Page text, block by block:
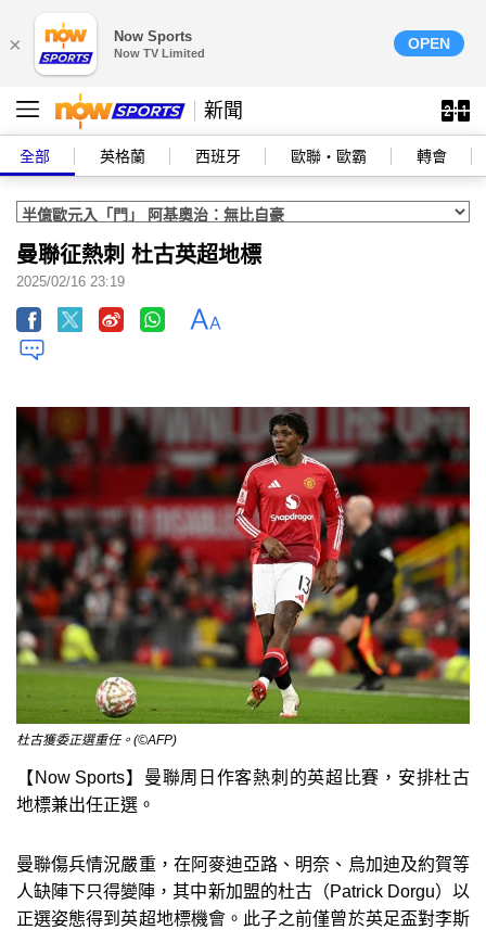
× Now Sports
Now TV Limited
OPEN
新聞
全部 英格蘭 西班牙 歐聯‧歐霸 轉會
曼聯征熱刺 杜古英超地標
2025/02/16 23:19
杜古獲委正選重任。(©AFP)
【Now Sports】曼聯周日作客熱刺的英超比賽，安排杜古
地標兼出任正選。
曼聯傷兵情況嚴重，在阿麥迪亞路、明奈、烏加迪及約賀等
人缺陣下只得變陣，其中新加盟的杜古（Patrick Dorgu）以
正選姿態得到英超地標機會。此子之前僅曾於英足盃對李斯